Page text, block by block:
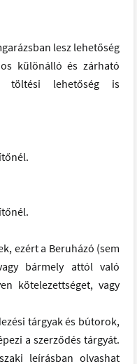
lesz lehetőség
különálló és zárható
töltési lehetőség is
ezért a Beruházó (sem
bármely attól való
kötelezettséget, vagy
tárgyak és bútorok,
a szerződés tárgyát.
leírásban olvashat